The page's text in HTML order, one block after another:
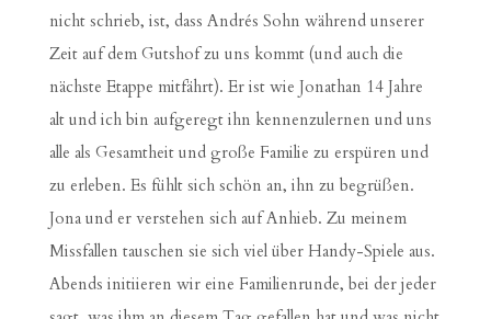
nicht schrieb, ist, dass Andrés Sohn während unserer
Zeit auf dem Gutshof zu uns kommt (und auch die
nächste Etappe mitfährt). Er ist wie Jonathan 14 Jahre
alt und ich bin aufgeregt ihn kennenzulernen und uns
alle als Gesamtheit und große Familie zu erspüren und
zu erleben. Es fühlt sich schön an, ihn zu begrüßen.
Jona und er verstehen sich auf Anhieb. Zu meinem
Missfallen tauschen sie sich viel über Handy-Spiele aus.
Abends initiieren wir eine Familienrunde, bei der jeder